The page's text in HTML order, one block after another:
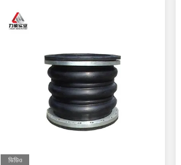
ভিডিও